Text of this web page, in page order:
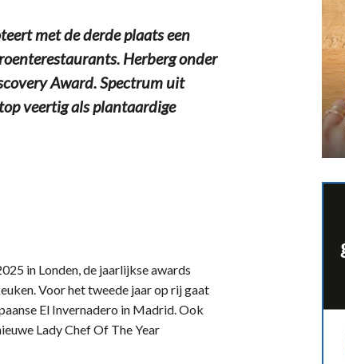
met de derde plaats een
Herberg onder
Award. Spectrum uit
veertig als plantaardige
in Londen, de jaarlijkse awards
Voor het tweede jaar op rij gaat
El Invernadero in Madrid. Ook
Lady Chef Of The Year